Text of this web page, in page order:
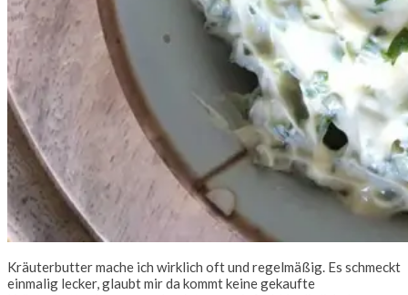
Kräuterbutter mache ich wirklich oft und regelmäßig. Es schmeckt
einmalig lecker, glaubt mir da kommt keine gekaufte